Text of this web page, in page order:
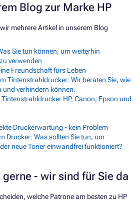
Blog zur Marke HP
mehrere Artikel in unserem Blog
Sie tun können, um weiterhin
verwenden
Freundschaft fürs Leben
Tintenstrahldrucker: Wir beraten Sie, wie
und verhindern können.
HP, Canon, Epson und
Druckerwartung - kein Problem
Drucker: Was sollten Sie tun, um
neue Toner einwandfrei funktioniert?
- wir sind für Sie da
welche Patrone am besten zu HP